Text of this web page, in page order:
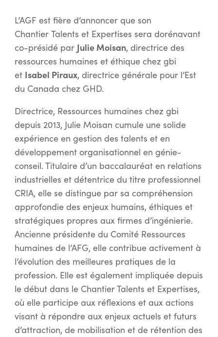
L’AGF est fière d’annoncer que son
Chantier Talents et Expertises sera dorénavant
co-présidé par Julie Moisan, directrice des
ressources humaines et éthique chez gbi
et Isabel Piraux, directrice générale pour l’Est
du Canada chez GHD.
Directrice, Ressources humaines chez gbi
depuis 2013, Julie Moisan cumule une solide
expérience en gestion des talents et en
développement organisationnel en génie-
conseil. Titulaire d’un baccalauréat en relations
industrielles et détentrice du titre professionnel
CRIA, elle se distingue par sa compréhension
approfondie des enjeux humains, éthiques et
stratégiques propres aux firmes d’ingénierie.
Ancienne présidente du Comité Ressources
humaines de l’AFG, elle contribue activement à
l’évolution des meilleures pratiques de la
profession. Elle est également impliquée depuis
le début dans le Chantier Talents et Expertises,
où elle participe aux réflexions et aux actions
visant à répondre aux enjeux actuels et futurs
d’attraction, de mobilisation et de rétention des